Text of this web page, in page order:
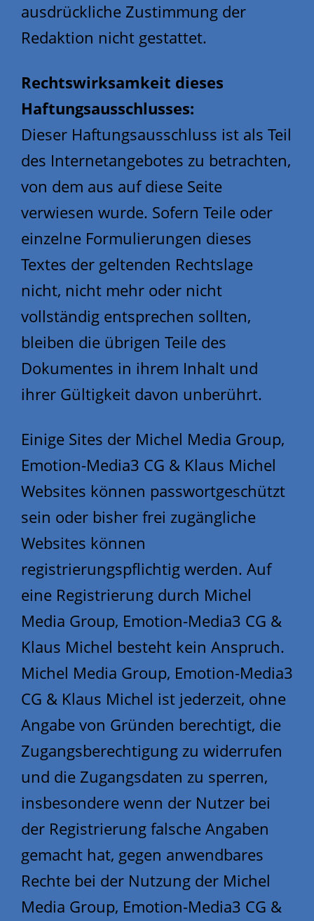
ausdrückliche Zustimmung der
Redaktion nicht gestattet.
Rechtswirksamkeit dieses
Haftungsausschlusses:
Dieser Haftungsausschluss ist als Teil
des Internetangebotes zu betrachten,
von dem aus auf diese Seite
verwiesen wurde. Sofern Teile oder
einzelne Formulierungen dieses
Textes der geltenden Rechtslage
nicht, nicht mehr oder nicht
vollständig entsprechen sollten,
bleiben die übrigen Teile des
Dokumentes in ihrem Inhalt und
ihrer Gültigkeit davon unberührt.
Einige Sites der Michel Media Group,
Emotion-Media3 CG & Klaus Michel
Websites können passwortgeschützt
sein oder bisher frei zugängliche
Websites können
registrierungspflichtig werden. Auf
eine Registrierung durch Michel
Media Group, Emotion-Media3 CG &
Klaus Michel besteht kein Anspruch.
Michel Media Group, Emotion-Media3
CG & Klaus Michel ist jederzeit, ohne
Angabe von Gründen berechtigt, die
Zugangsberechtigung zu widerrufen
und die Zugangsdaten zu sperren,
insbesondere wenn der Nutzer bei
der Registrierung falsche Angaben
gemacht hat, gegen anwendbares
Rechte bei der Nutzung der Michel
Media Group, Emotion-Media3 CG &